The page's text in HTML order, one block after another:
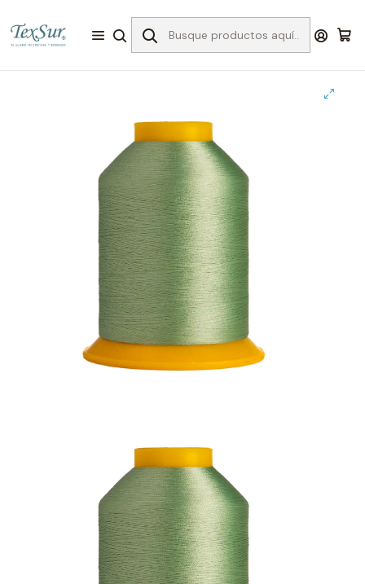
Hilos para Bordar
Enkalen 4.000 mts
3806 hilo bordar verde agua 4000 mts.